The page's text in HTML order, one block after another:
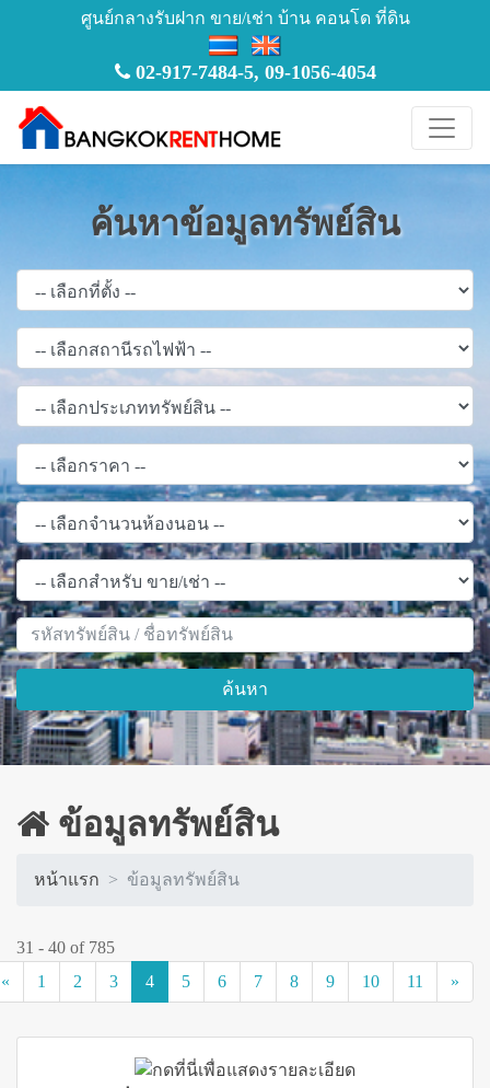
ศูนย์กลางรับฝาก ขาย/เช่า บ้าน คอนโด ที่ดิน
02-917-7484-5, 09-1056-4054
ค้นหาข้อมูลทรัพย์สิน
ค้นหา
ข้อมูลทรัพย์สิน
หน้าแรก ข้อมูลทรัพย์สิน
31 - 40 of 785
«
1 2 3 4(current)
5 6 7 8 9 10 11 »